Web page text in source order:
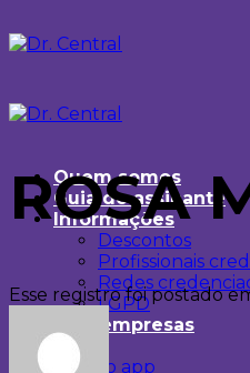
Quem somos
Guia do assinante
Informações
Descontos
Profissionais
Redes
LGPD
Para empresas
Baixe o app
ROSA
Esse registro foi postado